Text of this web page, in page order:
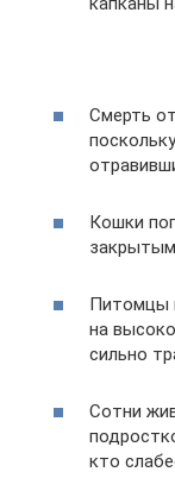
Смерть
Кошки
Питомцы
на
сильно
Сотни
кто